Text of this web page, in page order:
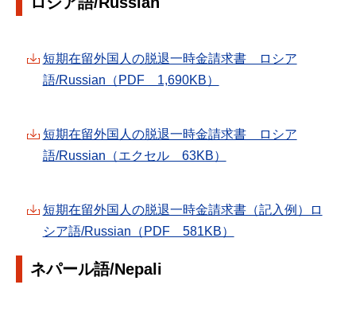
短期在留外国人の脱退一時金請求書 ロシア
語/Russian（PDF 1,690KB）
短期在留外国人の脱退一時金請求書 ロシア
語/Russian（エクセル 63KB）
短期在留外国人の脱退一時金請求書（記入例）ロ
シア語/Russian（PDF 581KB）
ネパール語/Nepali